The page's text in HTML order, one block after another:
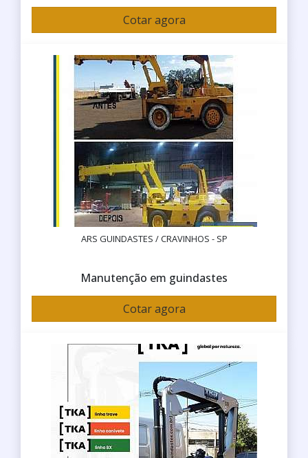
Cotar agora
ARS GUINDASTES / CRAVINHOS - SP
Manutenção em guindastes
Cotar agora